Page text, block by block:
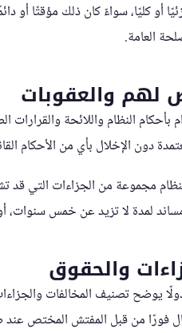
أو كليًا، سواءً كان ذلك مؤقتًا
العامة.
لهم والعقوبات
النظام واللائحة والقرارات
دون الإخلال بأي من الأحكام
مجموعة من الجزاءات التي قد
لمدة لا تزيد عن خمس سنوات، أو
والحقوق
تصنيف المخالفات والجزاءات
فورًا من قبل المفتش المختص